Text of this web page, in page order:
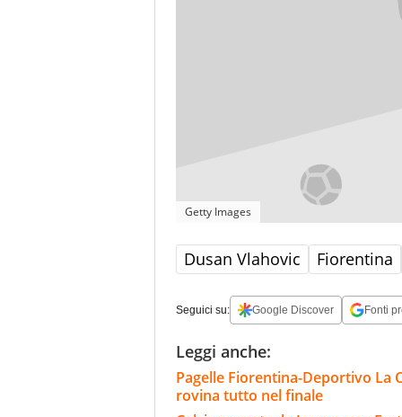
Getty Images
Dusan Vlahovic Fiorentina
Seguici su: Google Discover Fonti
Leggi anche:
Pagelle Fiorentina-Deportivo La
rovina tutto nel finale